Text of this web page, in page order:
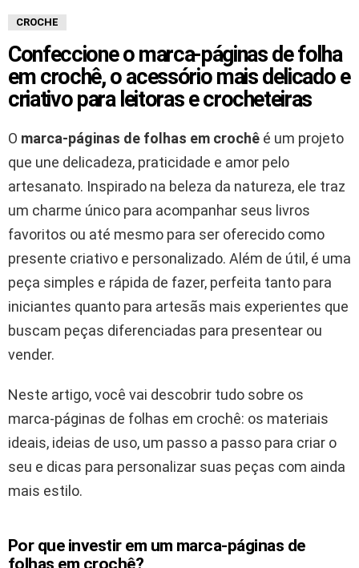
CROCHE
Confeccione o marca-páginas de folha
em crochê, o acessório mais delicado e
criativo para leitoras e crocheteiras
O marca-páginas de folhas em crochê é um projeto
que une delicadeza, praticidade e amor pelo
artesanato. Inspirado na beleza da natureza, ele traz
um charme único para acompanhar seus livros
favoritos ou até mesmo para ser oferecido como
presente criativo e personalizado. Além de útil, é uma
peça simples e rápida de fazer, perfeita tanto para
iniciantes quanto para artesãs mais experientes que
buscam peças diferenciadas para presentear ou
vender.
Neste artigo, você vai descobrir tudo sobre os
marca-páginas de folhas em crochê: os materiais
ideais, ideias de uso, um passo a passo para criar o
seu e dicas para personalizar suas peças com ainda
mais estilo.
Por que investir em um marca-páginas de